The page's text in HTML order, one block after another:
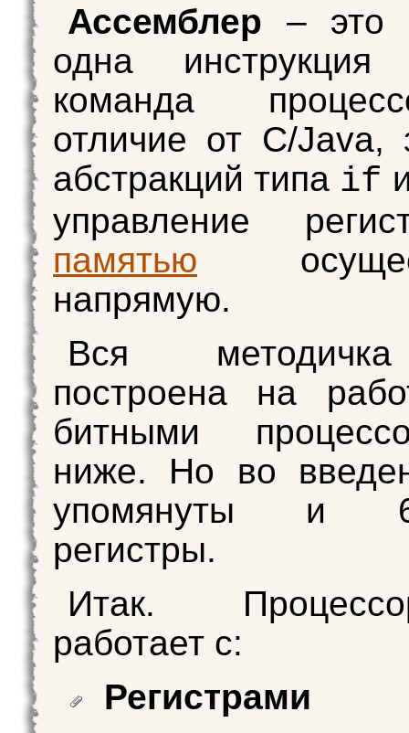
Ассемблер – это
одна
команда
отличие от C/Java,
абстракций типа if
управление
памятью
напрямую.
Вся
построена на
битными
ниже. Но во
упомянуты и
регистры.
Итак.
работает с:
Регистрами